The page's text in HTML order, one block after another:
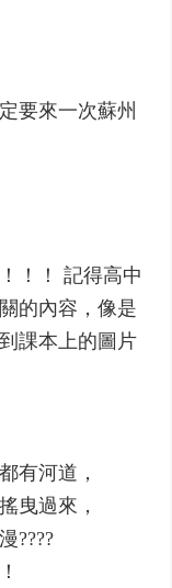
要來一次蘇州
！！ 記得高中
的內容，像是
課本上的圖片
有河道，
曳過來，
????